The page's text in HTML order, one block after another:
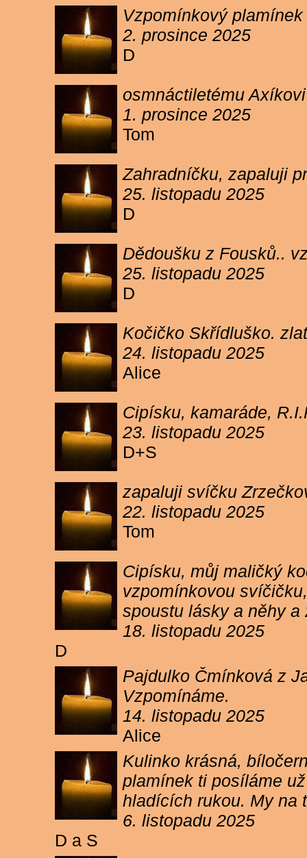
Vzpomínkový
2. prosince 2025
D
osmnáctiletému
1. prosince 2025
Tom
Zahradníčku, zapaluji
25. listopadu 2025
D
Dědoušku z Fousků..
25. listopadu 2025
D
Kočičko Skřídluško.
24. listopadu 2025
Alice
Cipísku, kamaráde,
23. listopadu 2025
D+S
zapaluji svíčku
22. listopadu 2025
Tom
Cipísku, můj maličký
vzpomínkovou
spoustu lásky a něhy
18. listopadu 2025
D
Pajdulko Čmínková z
Vzpomínáme.
14. listopadu 2025
Alice
Kulinko krásná,
plamínek ti posíláme
hladících rukou. My na
6. listopadu 2025
D a S